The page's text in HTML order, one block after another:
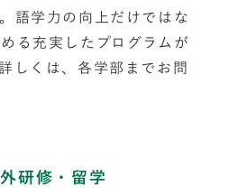
語学力の向上だけではな
る充実したプログラムが
しくは、各学部までお問
研修・留学